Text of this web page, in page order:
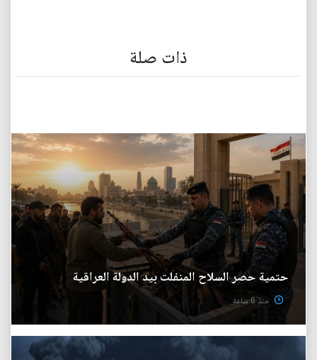
ذات صلة
حتمية حصر السلاح المنفلت بيد الدولة العراقية
منذ 6 ساعة